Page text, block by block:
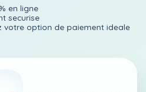
en ligne
securise
votre option de paiement ideale